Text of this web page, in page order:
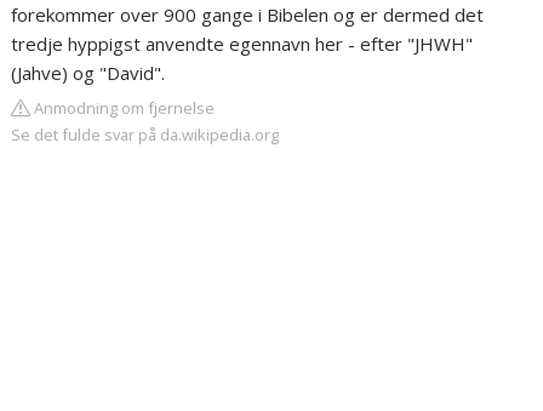
forekommer over 900 gange i Bibelen og er dermed det
tredje hyppigst anvendte egennavn her - efter "JHWH"
(Jahve) og "David".
Anmodning om fjernelse
Se det fulde svar på da.wikipedia.org